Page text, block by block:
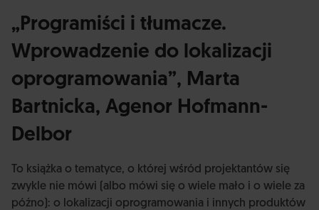
„Programiści i tłumacze.
Wprowadzenie do lokalizacji
oprogramowania”, Marta
Bartnicka, Agenor Hofmann-
Delbor
To książka o tematyce, o której wśród projektantów się
zwykle nie mówi (albo mówi się o wiele mało i o wiele za
późno): o lokalizacji oprogramowania i innych produktów